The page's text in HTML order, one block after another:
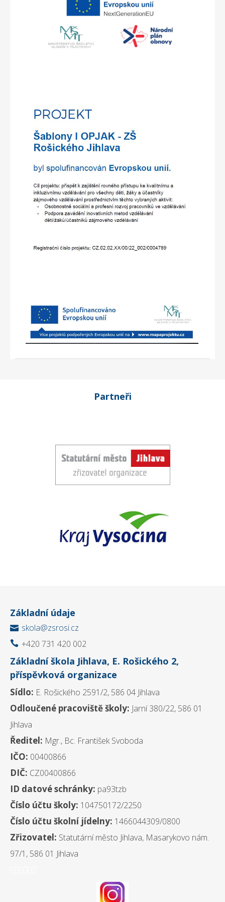
Partneři
Základní údaje
 skola@zsrosi.cz
 +420 731 420 002
Základní škola Jihlava, E. Rošického 2,
příspěvková organizace
Sídlo: E. Rošického 2591/2, 586 04 Jihlava
Odloučené pracoviště školy: Jarní 380/22, 586 01
Jihlava
Ředitel: Mgr., Bc. František Svoboda
IČO: 00400866
DIČ: CZ00400866
ID datové schránky: pa93tzb
Číslo účtu školy: 104750172/2250
Číslo účtu školní jídelny: 1466044309/0800
Zřizovatel: Statutární město Jihlava, Masarykovo nám.
97/1, 586 01 Jihlava